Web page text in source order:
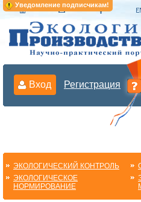
Уведомление подписчикам!
Вход Регистрация
ЭКОЛОГИЧЕСКИЙ КОНТРОЛЬ
ЭКОЛОГИЧЕСКОЕ
НОРМИРОВАНИЕ